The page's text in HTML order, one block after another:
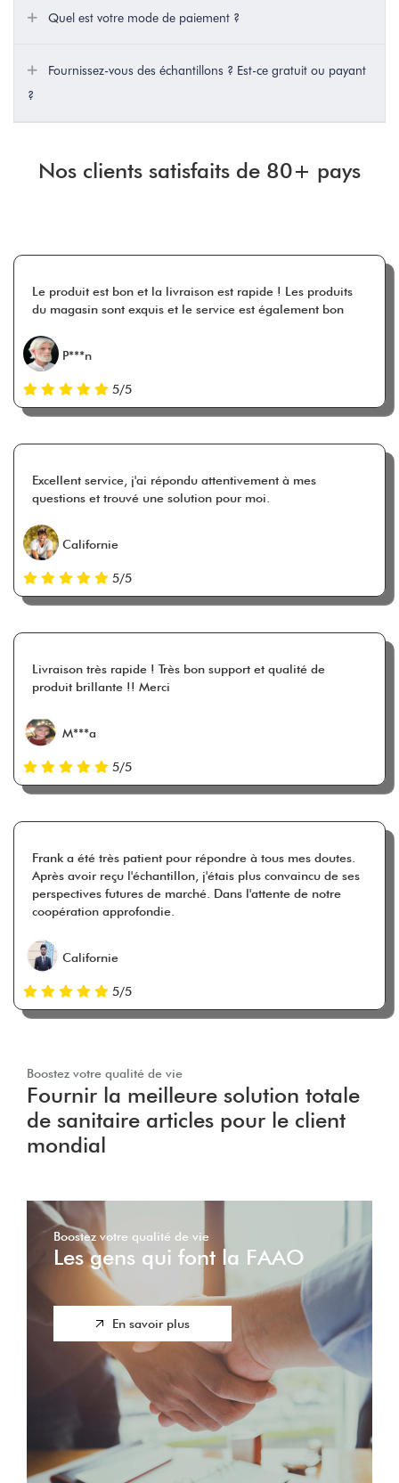
Quel est votre mode de paiement ?
Fournissez-vous des échantillons ? Est-ce gratuit ou payant
?
Nos clients satisfaits de 80+ pays
Le produit est bon et la livraison est rapide ! Les produits
du magasin sont exquis et le service est également bon
P***n
5/5
Excellent service, j'ai répondu attentivement à mes
questions et trouvé une solution pour moi.
Californie
5/5
Livraison très rapide ! Très bon support et qualité de
produit brillante !! Merci
M***a
5/5
Frank a été très patient pour répondre à tous mes doutes.
Après avoir reçu l'échantillon, j'étais plus convaincu de ses
perspectives futures de marché. Dans l'attente de notre
coopération approfondie.
Californie
5/5
Boostez votre qualité de vie
Fournir la meilleure solution totale
de sanitaire articles pour le client
mondial
Boostez votre qualité de vie
Les gens qui font la FAAO
En savoir plus